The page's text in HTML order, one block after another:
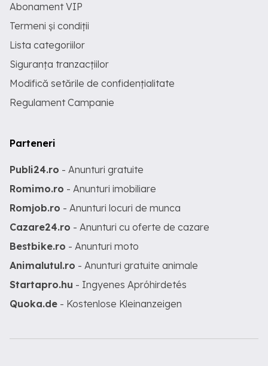
Abonament VIP
Termeni și condiții
Lista categoriilor
Siguranța tranzacțiilor
Modifică setările de confidențialitate
Regulament Campanie
Parteneri
Publi24.ro - Anunturi gratuite
Romimo.ro - Anunturi imobiliare
Romjob.ro - Anunturi locuri de munca
Cazare24.ro - Anunturi cu oferte de cazare
Bestbike.ro - Anunturi moto
Animalutul.ro - Anunturi gratuite animale
Startapro.hu - Ingyenes Apróhirdetés
Quoka.de - Kostenlose Kleinanzeigen